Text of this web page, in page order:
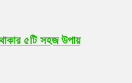
৫টি সহজ উপায়